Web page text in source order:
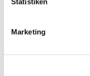
Marketing